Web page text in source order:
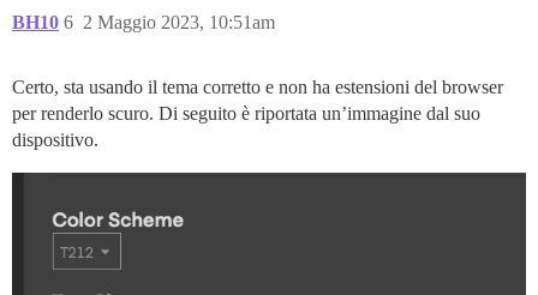
BH10 2 Maggio 2023, 10:51am
6
Certo, sta usando il tema corretto e non ha estensioni del browser
per renderlo scuro. Di seguito è riportata un’immagine dal suo
dispositivo.